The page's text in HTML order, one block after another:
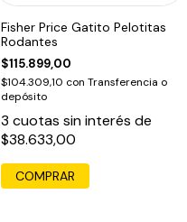
Fisher Price Gatito Pelotitas
Rodantes
$115.899,00
$104.309,10 con Transferencia o
depósito
3 cuotas sin interés de
$38.633,00